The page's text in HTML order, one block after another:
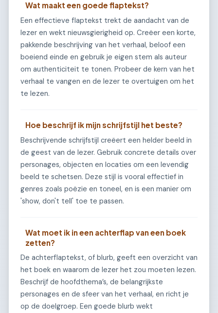
Wat maakt een goede flaptekst?
Een effectieve flaptekst trekt de aandacht van de
lezer en wekt nieuwsgierigheid op. Creëer een korte,
pakkende beschrijving van het verhaal, beloof een
boeiend einde en gebruik je eigen stem als auteur
om authenticiteit te tonen. Probeer de kern van het
verhaal te vangen en de lezer te overtuigen om het
te lezen.
Hoe beschrijf ik mijn schrijfstijl het beste?
Beschrijvende schrijfstijl creëert een helder beeld in
de geest van de lezer. Gebruik concrete details over
personages, objecten en locaties om een levendig
beeld te schetsen. Deze stijl is vooral effectief in
genres zoals poëzie en toneel, en is een manier om
'show, don't tell' toe te passen.
Wat moet ik in een achterflap van een boek
zetten?
De achterflaptekst, of blurb, geeft een overzicht van
het boek en waarom de lezer het zou moeten lezen.
Beschrijf de hoofdthema’s, de belangrijkste
personages en de sfeer van het verhaal, en richt je
op de doelgroep. Een goede blurb wekt